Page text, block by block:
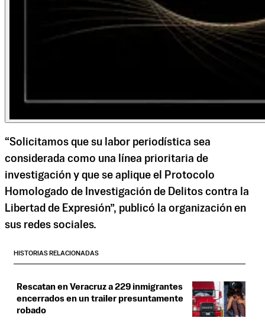
“Solicitamos que su labor periodística sea
considerada como una línea prioritaria de
investigación y que se aplique el Protocolo
Homologado de Investigación de Delitos contra la
Libertad de Expresión”, publicó la organización en
sus redes sociales.
HISTORIAS RELACIONADAS
Rescatan en Veracruz a 229 inmigrantes
encerrados en un trailer presuntamente
robado